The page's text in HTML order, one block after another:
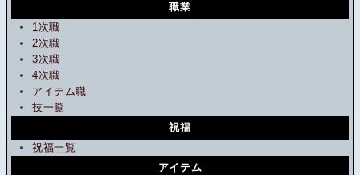
職業
1次職
2次職
3次職
4次職
アイテム職
技一覧
祝福
祝福一覧
アイテム